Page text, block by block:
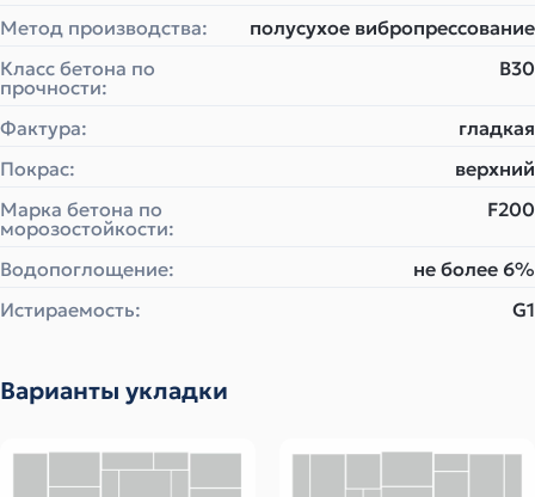
Метод производства:
полусухое вибропрессование
Класс бетона по
прочности:
B30
Фактура:
гладкая
Покрас:
верхний
Марка бетона по
морозостойкости:
F200
Водопоглощение:
не более 6%
Истираемость:
G1
Варианты укладки